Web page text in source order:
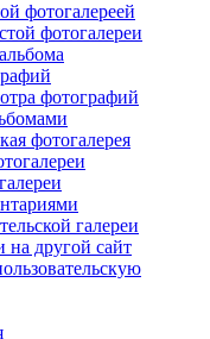
фотогалереей
фотогалереи
фотографий
фотогалерея
галереи
на другой сайт